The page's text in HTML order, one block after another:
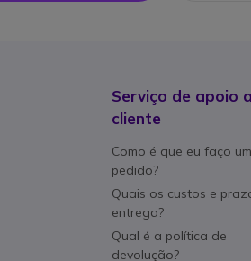
Serviço de apoio
cliente
Como é que eu faço um
pedido?
Quais os custos e
entrega?
Qual é a política de
devolução?